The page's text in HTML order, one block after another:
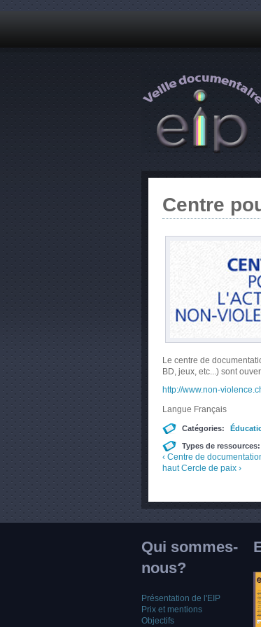
Centre
Le centre de
BD, jeux, etc...) sont
http://www.non-
Langue Français
Catégories:
Types de ressources:
‹ Centre de
haut Cercle de paix ›
Qui sommes-
nous?
Présentation de l'EIP
Prix et mentions
Objectifs